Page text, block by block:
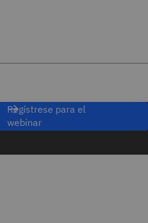
Regístrese para el
webinar